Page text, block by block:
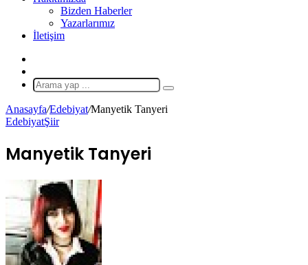
Bizden Haberler
Yazarlarımız
İletişim
Makale
Arama
Anasayfa/Edebiyat/Manyetik Tanyeri
EdebiyatŞiir
Manyetik Tanyeri